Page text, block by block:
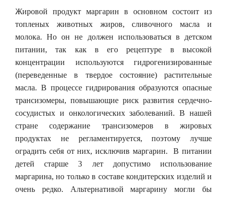
Жировой продукт маргарин в основном состоит из
топленых животных жиров, сливочного масла и
молока. Но он не должен использоваться в детском
питании, так как в его рецептуре в высокой
концентрации используются гидрогенизированные
(переведенные в твердое состояние) растительные
масла. В процессе гидрирования образуются опасные
трансизомеры, повышающие риск развития сердечно-
сосудистых и онкологических заболеваний. В нашей
стране содержание трансизомеров в жировых
продуктах не регламентируется, поэтому лучше
оградить себя от них, исключив маргарин. В питании
детей старше 3 лет допустимо использование
маргарина, но только в составе кондитерских изделий и
очень редко. Альтернативой маргарину могли бы